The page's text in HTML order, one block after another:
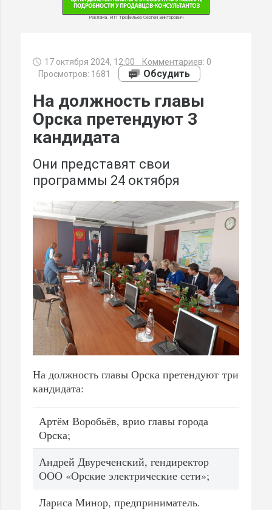
Реклама. ИП Трефильев Сергей Викторович
17 октября 2024, 12:00 Комментариев: 0
Просмотров: 1681
Обсудить
На должность главы
Орска претендуют 3
кандидата
Они представят свои
программы 24 октября
На должность главы Орска претендуют три
кандидата:
Артём Воробьёв, врио главы города
Орска;
Андрей Двуреченский, гендиректор
ООО «Орские электрические сети»;
Лариса Минор, предприниматель.